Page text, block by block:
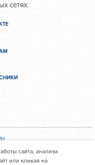
сетях:
сайта, анализа
или кликая на